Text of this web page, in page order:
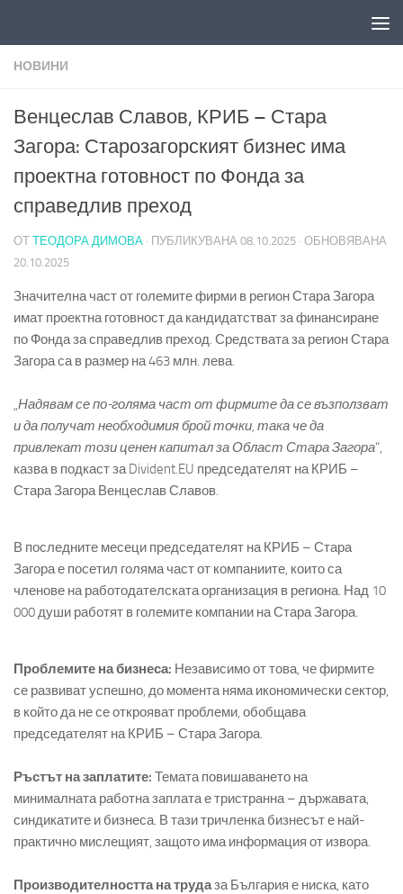
НОВИНИ
Венцеслав Славов, КРИБ – Стара
Загора: Старозагорският бизнес има
проектна готовност по Фонда за
справедлив преход
ОТ ТЕОДОРА ДИМОВА · ПУБЛИКУВАНА 08.10.2025 · ОБНОВЯВАНА
20.10.2025
Значителна част от големите фирми в регион Стара Загора
имат проектна готовност да кандидатстват за финансиране
по Фонда за справедлив преход. Средствата за регион Стара
Загора са в размер на 463 млн. лева.
„Надявам се по-голяма част от фирмите да се възползват
и да получат необходимия брой точки, така че да
привлекат този ценен капитал за Област Стара Загора“,
казва в подкаст за Divident.EU председателят на КРИБ –
Стара Загора Венцеслав Славов.
В последните месеци председателят на КРИБ – Стара
Загора е посетил голяма част от компаниите, които са
членове на работодателската организация в региона. Над 10
000 души работят в големите компании на Стара Загора.
Проблемите на бизнеса: Независимо от това, че фирмите
се развиват успешно, до момента няма икономически сектор,
в който да не се открояват проблеми, обобщава
председателят на КРИБ – Стара Загора.
Ръстът на заплатите: Темата повишаването на
минималната работна заплата е тристранна – държавата,
синдикатите и бизнеса. В тази тричленка бизнесът е най-
практично мислещият, защото има информация от извора.
Производителността на трудаза България е ниска, като